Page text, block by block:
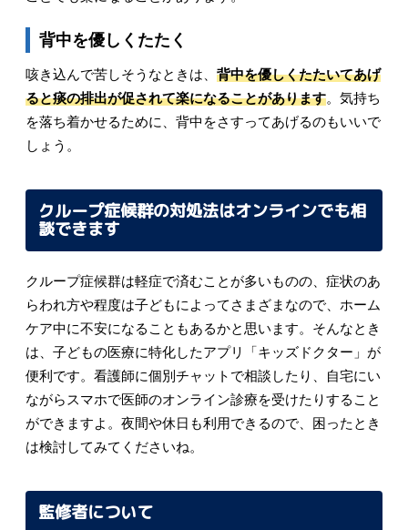
背中を優しくたたく
咳き込んで苦しそうなときは、 背中を優しくたたいてあげ
ると痰の排出が促されて楽になることがあります。気持ち
を落ち着かせるために、背中をさすってあげるのもいいで
しょう。
クループ症候群の対処法はオンラインでも相
談できます
クループ症候群は軽症で済むことが多いものの、症状のあ
らわれ方や程度は子どもによってさまざまなので、ホーム
ケア中に不安になることもあるかと思います。そんなとき
は、子どもの医療に特化したアプリ「キッズドクター」が
便利です。看護師に個別チャットで相談したり、自宅にい
ながらスマホで医師のオンライン診療を受けたりすること
ができますよ。夜間や休日も利用できるので、困ったとき
は検討してみてくださいね。
監修者について